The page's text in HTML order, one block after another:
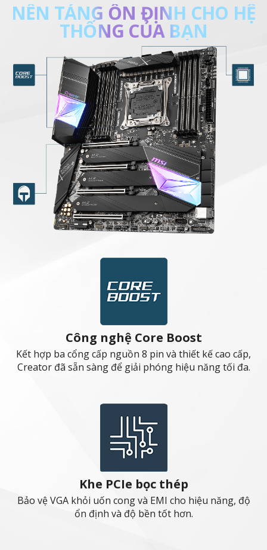
HỆ
cao cấp,
tối đa.
năng, độ
TỐC ĐỘ TRUYỀN TẢI
NHANH
Giải pháp Wi-Fi 6 mới
Giải pháp không dây mới nhất hỗ trợ
MIMO và BSS, cung cấp tốc độ lên tới
Lightning USB 20G
Tốc độ mạng cấp độ tiếp theo, kết nối
với lưu lượng dữ liệu nhanh nhất để